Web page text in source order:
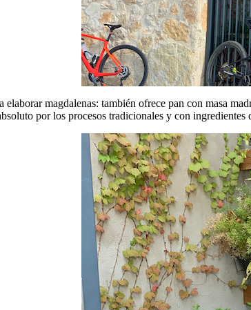
magdalenas: también ofrece pan con masa
por los procesos tradicionales y con